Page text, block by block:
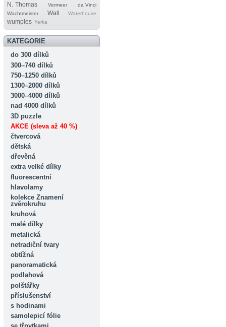
N. Thomas
Vermeer
da Vinci
Wachtmeister
Wall Waterhouse
wumples Yerka
KATEGORIE
do 300 dílků
300–740 dílků
750–1250 dílků
1300–2000 dílků
3000–4000 dílků
nad 4000 dílků
3D puzzle
AKCE (sleva až 40 %)
čtvercová
dětská
dřevěná
extra velké dílky
fluorescentní
hlavolamy
kolekce Znamení
zvěrokruhu
kruhová
malé dílky
metalická
netradiční tvary
obtížná
panoramatická
podlahová
polštářky
příslušenství
s hodinami
samolepicí fólie